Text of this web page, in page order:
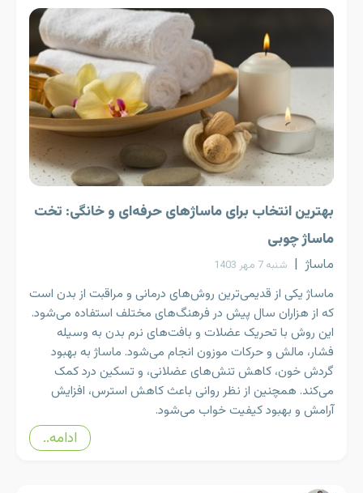
بهترین انتخاب برای ماساژ‌های حرفه‌ای و خانگی: تخت
ماساژ چوبی
ماساژ | شنبه 7 مهر 1403
ماساژ یکی از قدیمی‌ترین روش‌های درمانی و مراقبت از بدن است
که از هزاران سال پیش در فرهنگ‌های مختلف استفاده می‌شود.
این روش با تحریک عضلات و بافت‌های نرم بدن به وسیله
فشار، مالش و حرکات موزون انجام می‌شود. ماساژ به بهبود
گردش خون، کاهش تنش‌های عضلانی، و تسکین درد کمک
می‌کند. همچنین از نظر روانی باعث کاهش استرس، افزایش
آرامش و بهبود کیفیت خواب می‌شود.
ادامه..